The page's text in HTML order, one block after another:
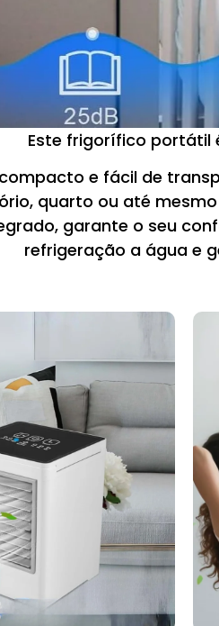
Este frigorífico portátil
e fácil de
quarto ou até
garante o seu
refrigeração a água e